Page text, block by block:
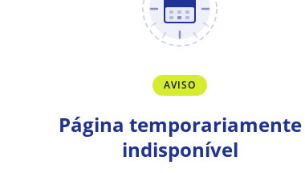
AVISO
Página temporariamente
indisponível